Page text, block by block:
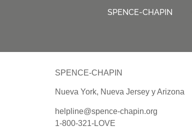
SPENCE-CHAPIN
SPENCE-CHAPIN
Nueva York, Nueva Jersey y Arizona
helpline@spence-chapin.org
1-800-321-LOVE